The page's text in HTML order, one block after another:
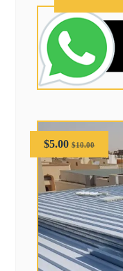
$10.00
$5.00